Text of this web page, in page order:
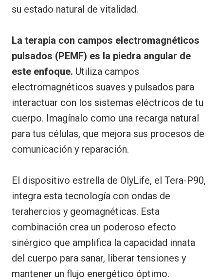
su estado natural de vitalidad.
La terapia con campos electromagnéticos
pulsados (PEMF) es la piedra angular de
este enfoque. Utiliza campos
electromagnéticos suaves y pulsados para
interactuar con los sistemas eléctricos de tu
cuerpo. Imagínalo como una recarga natural
para tus células, que mejora sus procesos de
comunicación y reparación.
El dispositivo estrella de OlyLife, el Tera-P90,
integra esta tecnología con ondas de
terahercios y geomagnéticas. Esta
combinación crea un poderoso efecto
sinérgico que amplifica la capacidad innata
del cuerpo para sanar, liberar tensiones y
mantener un flujo energético óptimo.